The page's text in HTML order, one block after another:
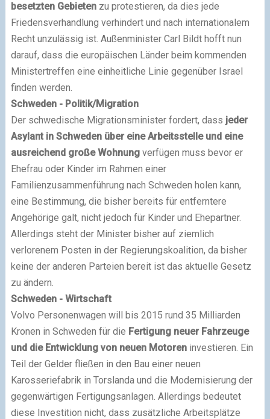
besetzten Gebietenzu protestieren, da dies jede
Friedensverhandlung verhindert und nach internationalem
Recht unzulässig ist. Außenminister Carl Bildt hofft nun
darauf, dass die europäischen Länder beim kommenden
Ministertreffen eine einheitliche Linie gegenüber Israel
finden werden.
Schweden - Politik/Migration
Der schwedische Migrationsminister fordert, dass jeder
Asylant in Schweden über eine Arbeitsstelle und eine
ausreichend große Wohnungverfügen muss bevor er
Ehefrau oder Kinder im Rahmen einer
Familienzusammenführung nach Schweden holen kann,
eine Bestimmung, die bisher bereits für entferntere
Angehörige galt, nicht jedoch für Kinder und Ehepartner.
Allerdings steht der Minister bisher auf ziemlich
verlorenem Posten in der Regierungskoalition, da bisher
keine der anderen Parteien bereit ist das aktuelle Gesetz
zu ändern.
Schweden - Wirtschaft
Volvo Personenwagen will bis 2015 rund 35 Milliarden
Kronen in Schweden für die Fertigung neuer Fahrzeuge
und die Entwicklung von neuen Motoreninvestieren. Ein
Teil der Gelder fließen in den Bau einer neuen
Karosseriefabrik in Torslanda und die Modernisierung der
gegenwärtigen Fertigungsanlagen. Allerdings bedeutet
diese Investition nicht, dass zusätzliche Arbeitsplätze